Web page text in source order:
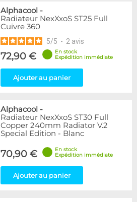
Alphacool -
Radiateur NexXxoS ST25 Full
Cuivre 360
5/5 - 2 avis
72,90 €
En stock
Expédition immédiate
Ajouter au panier
Alphacool -
Radiateur NexXxoS ST30 Full
Copper 240mm Radiator V.2
Special Edition - Blanc
70,90 €
En stock
Expédition immédiate
Ajouter au panier